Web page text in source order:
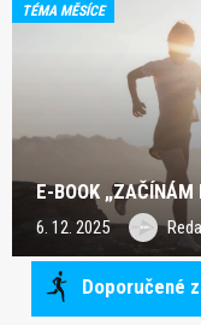
TÉMA MĚSÍCE
E-BOOK „ZAČÍNÁM
6. 12. 2025
Doporučené